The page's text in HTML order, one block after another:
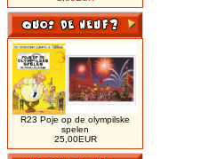
R23 Poje op de olympilske
spelen
25,00EUR